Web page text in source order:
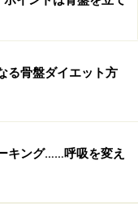
る？ “骨盤のゆ
ックしてみましょ
家で時間のあると
をつぶってから片
げる脚は右でも左
る骨盤ダイエット方
キング……呼吸を変え